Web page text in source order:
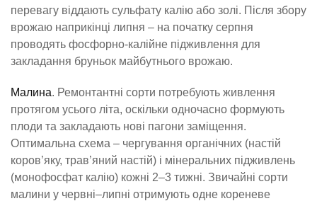
перевагу віддають сульфату калію або золі. Після збору
врожаю наприкінці липня – на початку серпня
проводять фосфорно-калійне підживлення для
закладання бруньок майбутнього врожаю.
Малина. Ремонтантні сорти потребують живлення
протягом усього літа, оскільки одночасно формують
плоди та закладають нові пагони заміщення.
Оптимальна схема – чергування органічних (настій
коров’яку, трав’яний настій) і мінеральних підживлень
(монофосфат калію) кожні 2–3 тижні. Звичайні сорти
малини у червні–липні отримують одне кореневе